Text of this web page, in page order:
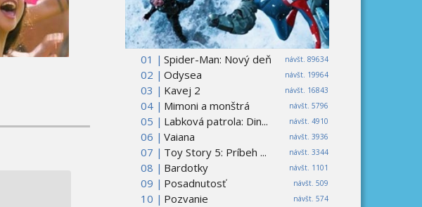
01 | návšt. 89634
Spider-Man: Nový deň
02 |
návšt. 19964
Odysea
03 |
návšt. 16843
Kavej 2
04 |
návšt. 5796
Mimoni a monštrá
05 |
návšt. 4910
Labková patrola: Din...
06 |
návšt. 3936
Vaiana
07 |
návšt. 3344
Toy Story 5: Príbeh ...
08 |
návšt. 1101
Bardotky
09 |
návšt. 509
Posadnutosť
10 |
návšt. 574
Pozvanie